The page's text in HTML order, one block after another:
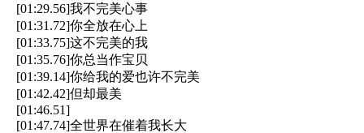
[01:29.56]我不完美心事
[01:31.72]你全放在心上
[01:33.75]这不完美的我
[01:35.76]你总当作宝贝
[01:39.14]你给我的爱也许不完美
[01:42.42]但却最美
[01:46.51]
[01:47.74]全世界在催着我长大